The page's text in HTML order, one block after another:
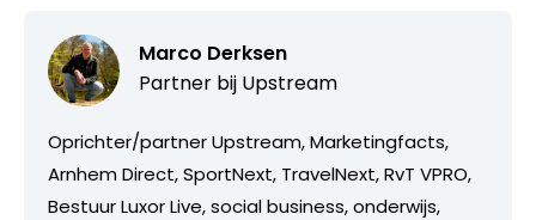
Marco Derksen
Partner bij Upstream
Oprichter/partner Upstream, Marketingfacts,
Arnhem Direct, SportNext, TravelNext, RvT VPRO,
Bestuur Luxor Live, social business, onderwijs,